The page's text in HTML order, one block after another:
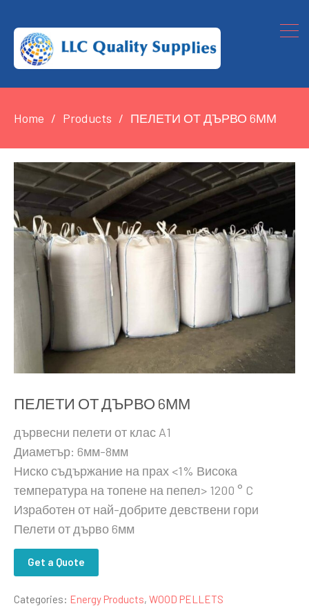
Home Products ПЕЛЕТИ ОТ ДЪРВО 6ММ
ПЕЛЕТИ ОТ ДЪРВО 6ММ
дървесни пелети от клас A1
Диаметър: 6мм-8мм
Ниско съдържание на прах <1% Висока
температура на топене на пепел> 1200 ° C
Изработен от най-добрите девствени гори
Пелети от дърво 6мм
Get a Quote
Categories: Energy Products, WOOD PELLETS